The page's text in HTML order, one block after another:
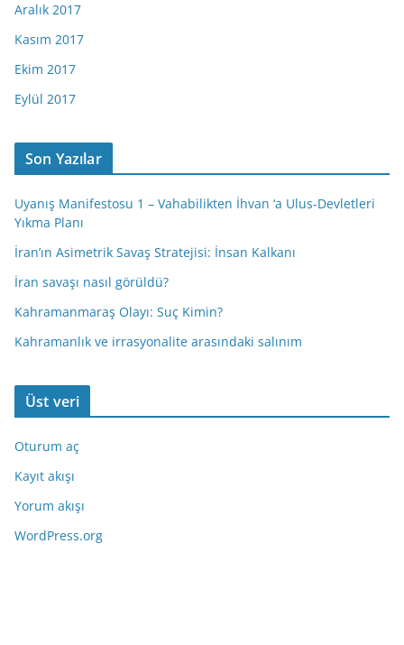
Aralık 2017
Kasım 2017
Ekim 2017
Eylül 2017
Son Yazılar
Uyanış Manifestosu 1 – Vahabilikten İhvan ‘a Ulus-Devletleri
Yıkma Planı
İran’ın Asimetrik Savaş Stratejisi: İnsan Kalkanı
İran savaşı nasıl görüldü?
Kahramanmaraş Olayı: Suç Kimin?
Kahramanlık ve irrasyonalite arasındaki salınım
Üst veri
Oturum aç
Kayıt akışı
Yorum akışı
WordPress.org